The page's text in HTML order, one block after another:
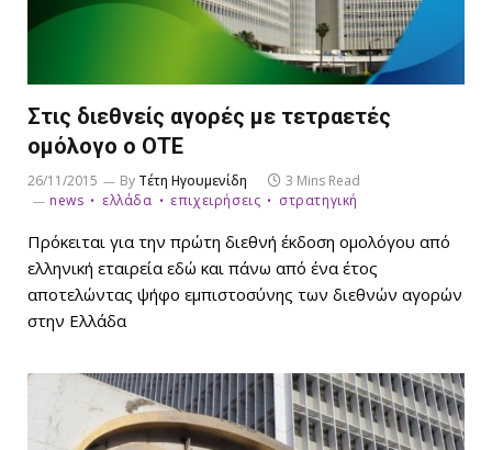
Στις διεθνείς αγορές με τετραετές
ομόλογο ο ΟΤΕ
26/11/2015 By Τέτη Ηγουμενίδη
3 Mins Read
news
ελλάδα επιχειρήσεις στρατηγική
Πρόκειται για την πρώτη διεθνή έκδοση ομολόγου από
ελληνική εταιρεία εδώ και πάνω από ένα έτος
αποτελώντας ψήφο εμπιστοσύνης των διεθνών αγορών
στην Ελλάδα